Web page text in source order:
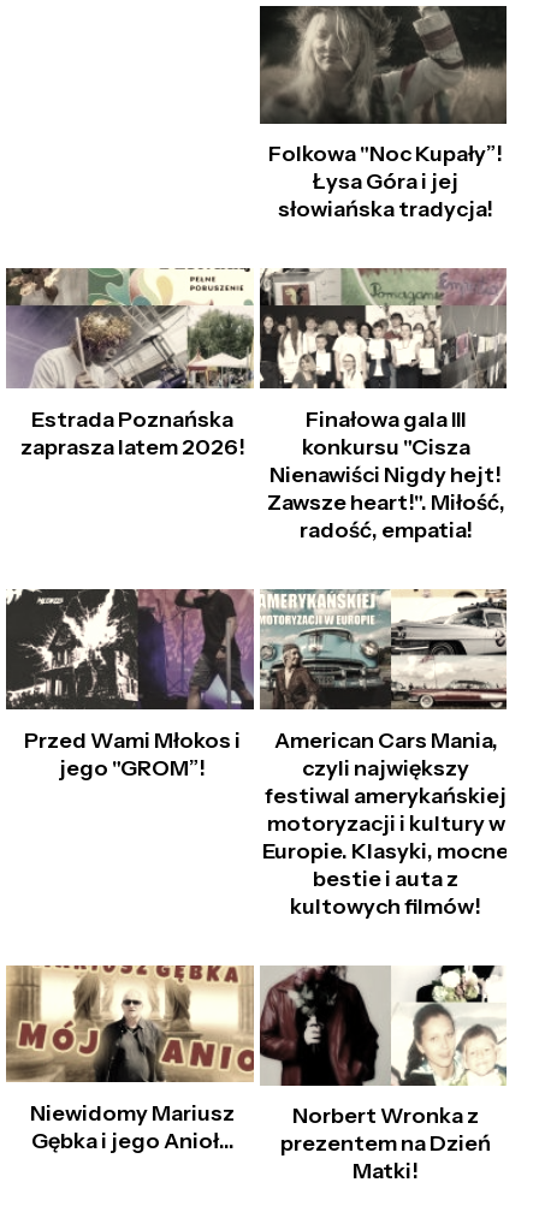
Folkowa "Noc Kupały”!
Łysa Góra i jej
słowiańska tradycja!
Estrada Poznańska
zaprasza latem 2026!
Finałowa gala III
konkursu "Cisza
Nienawiści Nigdy hejt!
Zawsze heart!". Miłość,
radość, empatia!
Przed Wami Młokos i
jego "GROM”!
American Cars Mania,
czyli największy
festiwal amerykańskiej
motoryzacji i kultury w
Europie. Klasyki, mocne
bestie i auta z
kultowych filmów!
Niewidomy Mariusz
Gębka i jego Anioł...
Norbert Wronka z
prezentem na Dzień
Matki!